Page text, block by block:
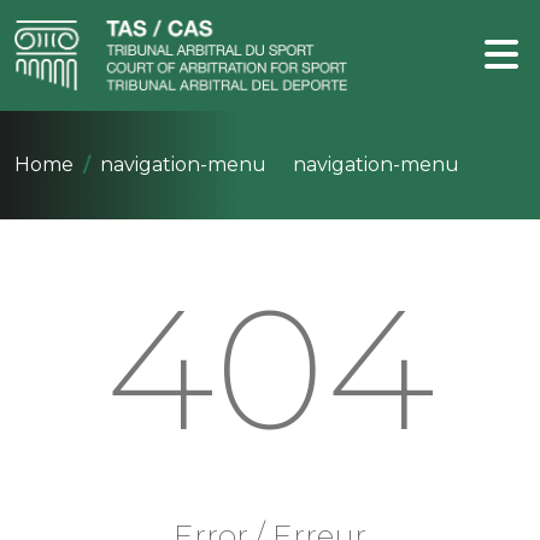
Home navigation-menu navigation-menu
404